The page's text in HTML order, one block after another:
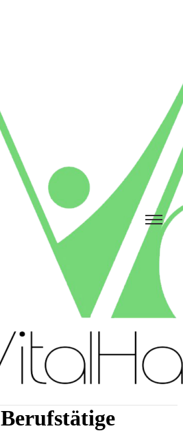
Berufstätige